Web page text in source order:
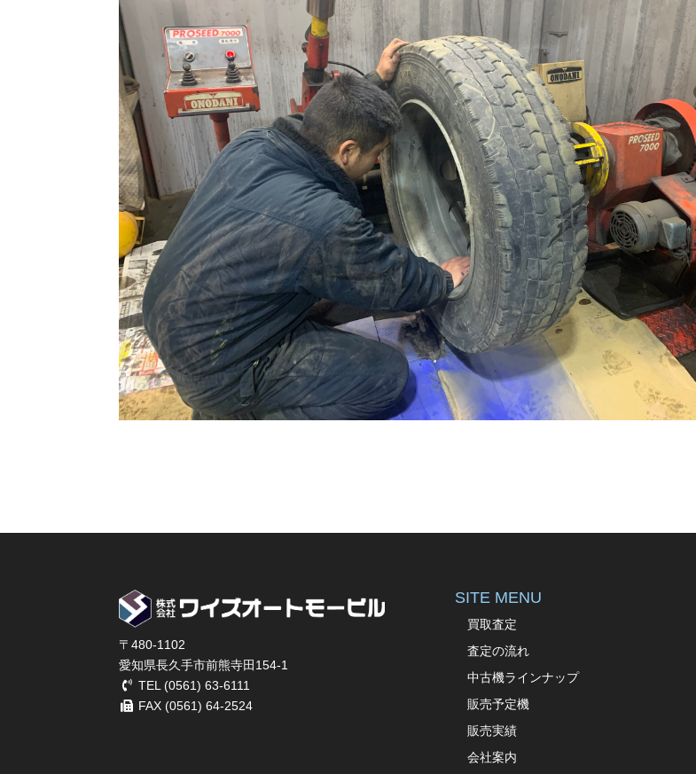
〒480-1102
愛知県長久手市前熊寺田154-1
TEL (0561) 63-6111
FAX (0561) 64-2524
SITE MENU
買取査定
査定の流れ
中古機ラインナップ
販売予定機
販売実績
会社案内